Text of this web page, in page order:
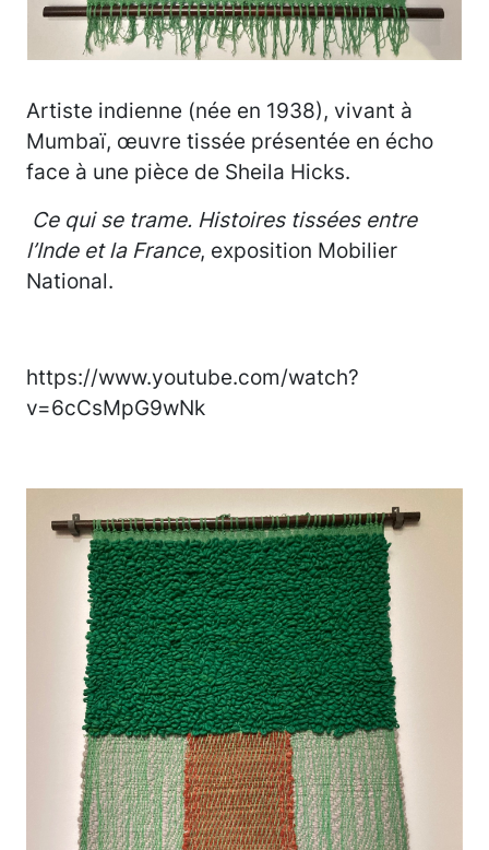
Artiste indienne (née en 1938), vivant à
Mumbaï, œuvre tissée présentée en écho
face à une pièce de Sheila Hicks.
Ce qui se trame. Histoires tissées entre
l’Inde et la France, exposition Mobilier
National.
https://www.youtube.com/watch?
v=6cCsMpG9wNk